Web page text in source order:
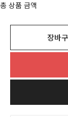
총 상품 금액
장바